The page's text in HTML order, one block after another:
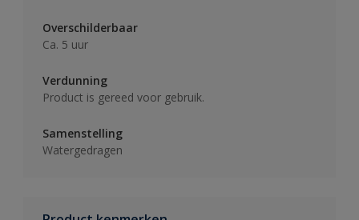
Overschilderbaar
Ca. 5 uur
Verdunning
Product is gereed voor gebruik.
Samenstelling
Watergedragen